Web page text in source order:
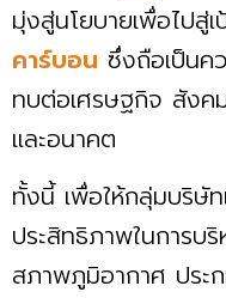
มุ่งสู่นโยบายเพื่อไปสู่เ
คาร์บอน ซึ่งถือเป็นค
ทบต่อเศรษฐกิจ สังค
และอนาคต
ทั้งนี้ เพื่อให้กลุ่มบริษั
ประสิทธิภาพในการบ
สภาพภูมิอากาศ ประ